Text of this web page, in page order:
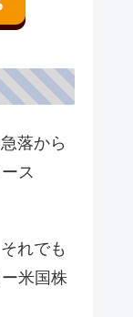
落から
ス
れでも
米国株